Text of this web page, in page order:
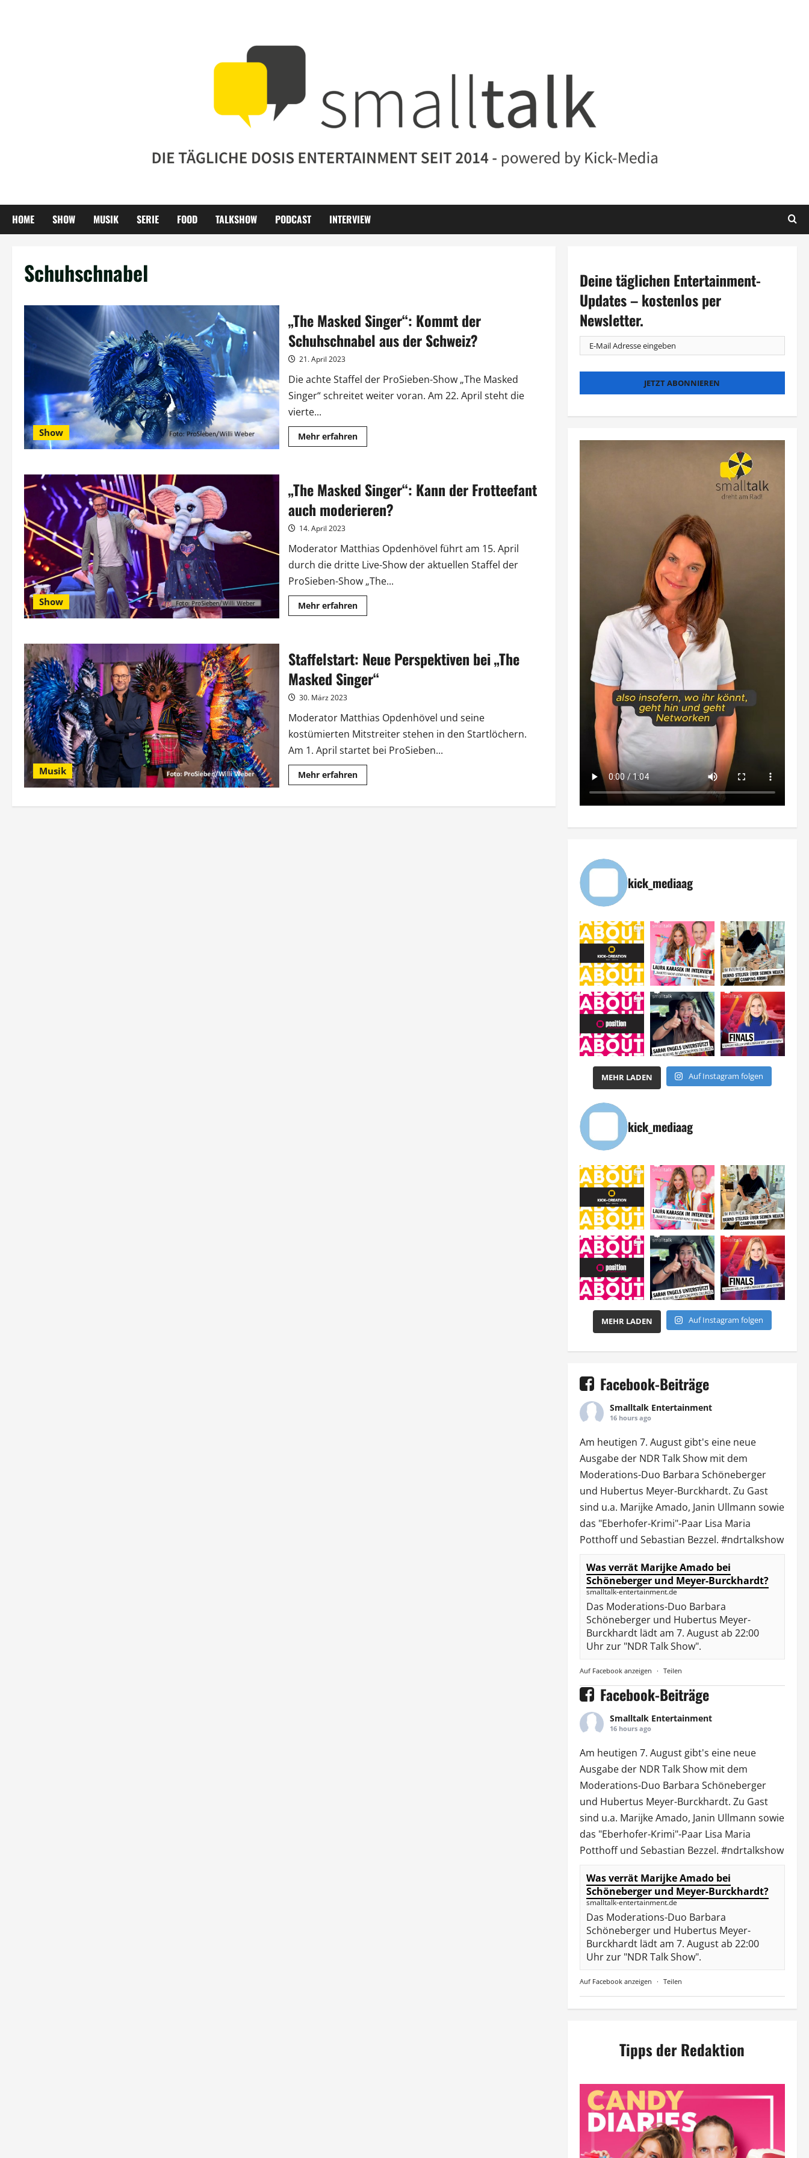
HOME SHOW MUSIK SERIE FOOD TALKSHOW PODCAST INTERVIEW
Schuhschnabel
Show
„The Masked Singer“: Kommt der
Schuhschnabel aus der Schweiz?
21. April 2023
Die achte Staffel der ProSieben-Show „The Masked
Singer“ schreitet weiter voran. Am 22. April steht die
vierte...
Mehr erfahrenMehr
Informationen
Kommt
der
Schuhschnabel
aus
der
Show
„The Masked Singer“: Kann der Frotteefant
auch moderieren?
14. April 2023
Moderator Matthias Opdenhövel führt am 15. April
durch die dritte Live-Show der aktuellen Staffel der
ProSieben-Show „The...
Mehr erfahrenMehr
Informationen
Kann
der
Frotteefant
auch
moderieren?
Musik
Staffelstart: Neue Perspektiven bei „The
Masked Singer“
30. März 2023
Moderator Matthias Opdenhövel und seine
kostümierten Mitstreiter stehen in den Startlöchern.
Am 1. April startet bei ProSieben...
Mehr erfahrenMehr
Informationen
Neue
Deine täglichen Entertainment-
Updates – kostenlos per
Newsletter.
kick_mediaag
MEHR LADEN Auf Instagram folgen
kick_mediaag
MEHR LADEN Auf Instagram folgen
Facebook-Beiträge
Smalltalk Entertainment
16 hours ago
Am heutigen 7. August gibt's eine neue
Ausgabe der NDR Talk Showmit dem
Moderations-Duo Barbara Schöneberger
und Hubertus Meyer-Burckhardt. Zu Gast
sind u.a. Marijke Amado, Janin Ullmann sowie
das "Eberhofer-Krimi"-Paar Lisa Maria
Potthoff und Sebastian Bezzel. #ndrtalkshow
Was verrät Marijke Amado bei
Schöneberger und Meyer-Burckhardt?
smalltalk-entertainment.de
Das Moderations-Duo Barbara
Schöneberger und Hubertus Meyer-
Burckhardt lädt am 7. August ab 22:00
Uhr zur "NDR Talk Show".
Auf Facebook anzeigen · Teilen
Facebook-Beiträge
Smalltalk Entertainment
16 hours ago
Am heutigen 7. August gibt's eine neue
Ausgabe der NDR Talk Showmit dem
Moderations-Duo Barbara Schöneberger
und Hubertus Meyer-Burckhardt. Zu Gast
sind u.a. Marijke Amado, Janin Ullmann sowie
das "Eberhofer-Krimi"-Paar Lisa Maria
Potthoff und Sebastian Bezzel. #ndrtalkshow
Was verrät Marijke Amado bei
Schöneberger und Meyer-Burckhardt?
smalltalk-entertainment.de
Das Moderations-Duo Barbara
Schöneberger und Hubertus Meyer-
Burckhardt lädt am 7. August ab 22:00
Uhr zur "NDR Talk Show".
Auf Facebook anzeigen · Teilen
Tipps der Redaktion